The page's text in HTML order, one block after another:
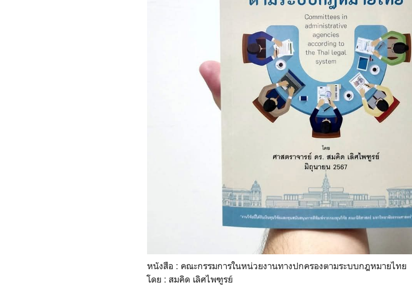
หนังสือ : คณะกรรมการในหน่วยงานทางปกครองตามระบบกฎหมายไทย
โดย : สมคิด เลิศไพฑูรย์